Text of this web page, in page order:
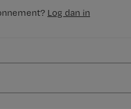
Log dan in